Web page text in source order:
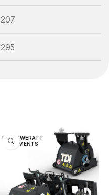
207
295
TDI POWERATT
ACHMENTS